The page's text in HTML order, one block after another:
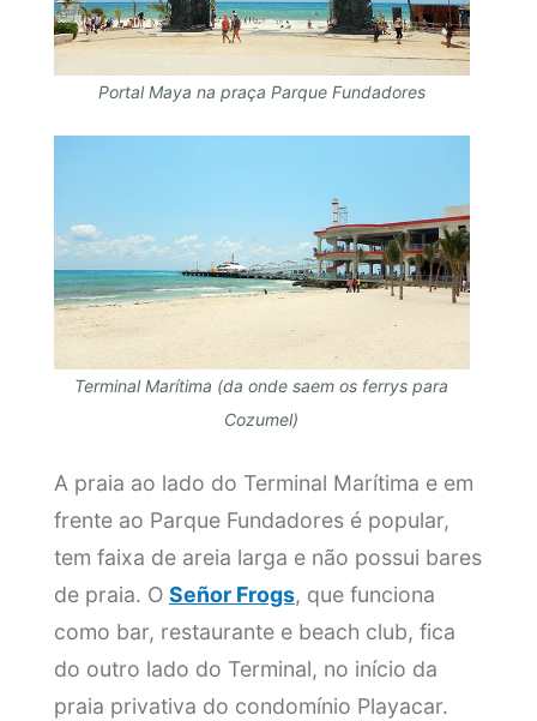
Portal Maya na praça Parque Fundadores
Terminal Marítima (da onde saem os ferrys para
Cozumel)
A praia ao lado do Terminal Marítima e em
frente ao Parque Fundadores é popular,
tem faixa de areia larga e não possui bares
de praia. O Señor Frogs, que funciona
como bar, restaurante e beach club, fica
do outro lado do Terminal, no início da
praia privativa do condomínio Playacar.